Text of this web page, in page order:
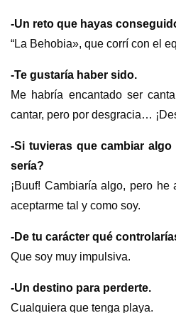
-Un reto que hayas
“La Behobia», que corrí con el
-Te gustaría haber sido.
Me habría encantado ser
cantar, pero por desgracia…
-Si tuvieras que cambiar
sería?
¡Buuf! Cambiaría algo, pero
aceptarme tal y como soy.
-De tu carácter qué
Que soy muy impulsiva.
-Un destino para perderte.
Cualquiera que tenga playa.